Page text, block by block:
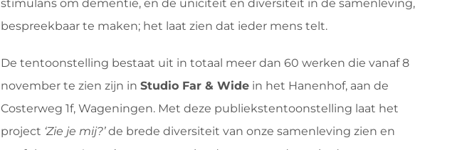
stimulans om dementie, en de uniciteit en diversiteit in de samenleving,
bespreekbaar te maken; het laat zien dat ieder mens telt.
De tentoonstelling bestaat uit in totaal meer dan 60 werken die vanaf 8
november te zien zijn in Studio Far & Widein het Hanenhof, aan de
Costerweg 1f, Wageningen. Met deze publiekstentoonstelling laat het
project ‘Zie je mij?’de brede diversiteit van onze samenleving zien en